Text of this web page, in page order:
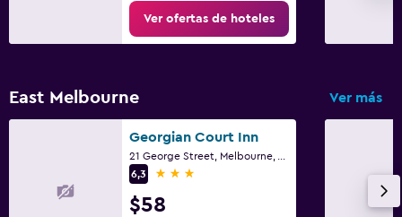
Ver ofertas de hoteles
East Melbourne Ver más
Georgian Court Inn
6,3
3 estrellas
$58